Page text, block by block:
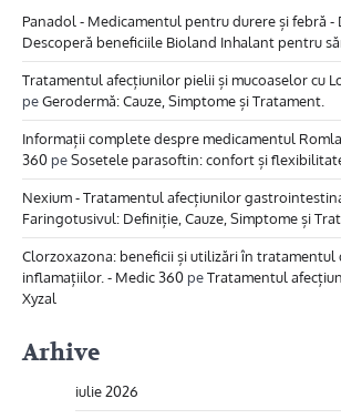
Panadol - Medicamentul pentru durere și febră -
Descoperă beneficiile Bioland Inhalant pentru
Tratamentul afecțiunilor pielii și mucoaselor cu
peGerodermă: Cauze, Simptome și Tratament.
Informații complete despre medicamentul
360 peSosetele parasoftin: confort și
Nexium - Tratamentul afecțiunilor
Faringotusivul: Definiție, Cauze, Simptome și
Clorzoxazona: beneficii și utilizări în tratamentul
inflamațiilor. - Medic 360 peTratamentul
Xyzal
Arhive
iulie 2026